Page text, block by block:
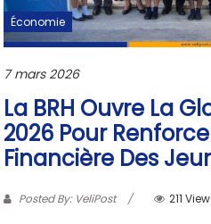
Économie
7 mars 2026
La BRH Ouvre La
2026 Pour
Financière Des
Posted By: VeliPost 211